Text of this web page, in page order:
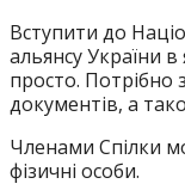
Вступити до
альянсу України
просто. Потрібно
документів, а
Членами Спілки
фізичні особи.